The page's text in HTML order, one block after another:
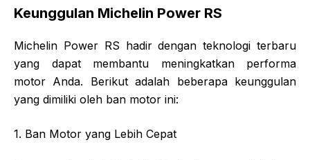
Keunggulan Michelin Power RS
Michelin Power RS hadir dengan teknologi terbaru
yang dapat membantu meningkatkan performa
motor Anda. Berikut adalah beberapa keunggulan
yang dimiliki oleh ban motor ini:
1. Ban Motor yang Lebih Cepat